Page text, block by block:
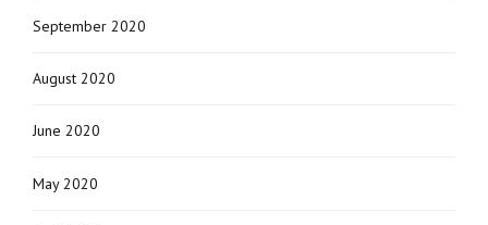
September 2020
August 2020
June 2020
May 2020